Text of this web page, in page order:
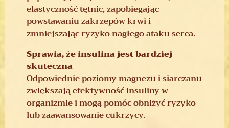
elastyczność tętnic, zapobiegając
powstawaniu zakrzepów krwi i
zmniejszając ryzyko nagłego ataku serca.
Sprawia, że ​​insulina jest bardziej
skuteczna
Odpowiednie poziomy magnezu i siarczanu
zwiększają efektywność insuliny w
organizmie i mogą pomóc obniżyć ryzyko
lub zaawansowanie cukrzycy.